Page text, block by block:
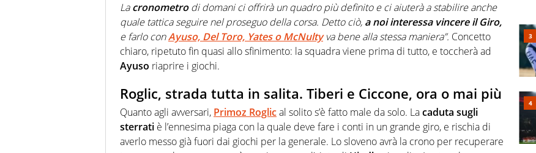
Lacronometrodi domani ci offrirà un quadro più definito e ci aiuterà a stabilire anche
quale tattica seguire nel proseguo della corsa. Detto ciò, a noi interessa vincere il Giro,
e farlo conAyuso, Del Toro, Yates o McNultyva bene alla stessa maniera”. Concetto
chiaro, ripetuto fin quasi allo sfinimento: la squadra viene prima di tutto, e toccherà ad
Ayuso riaprire i giochi.
Roglic, strada tutta in salita. Tiberi e Ciccone, ora o mai più
Quanto agli avversari, Primoz Roglical solito s’è fatto male da solo. Lacaduta sugli
sterrati è l’ennesima piaga con la quale deve fare i conti in un grande giro, e rischia di
averlo messo già fuori dai giochi per la generale. Lo sloveno avrà la crono per recuperare